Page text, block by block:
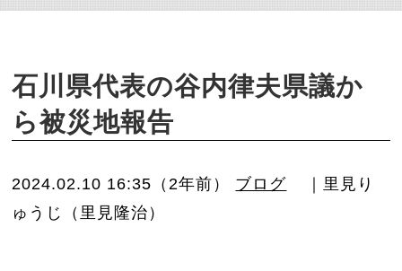
石川県代表の谷内律夫県議か
ら被災地報告
2024.02.10 16:35（2年前） ブログ
｜里見り
ゅうじ（里見隆治）